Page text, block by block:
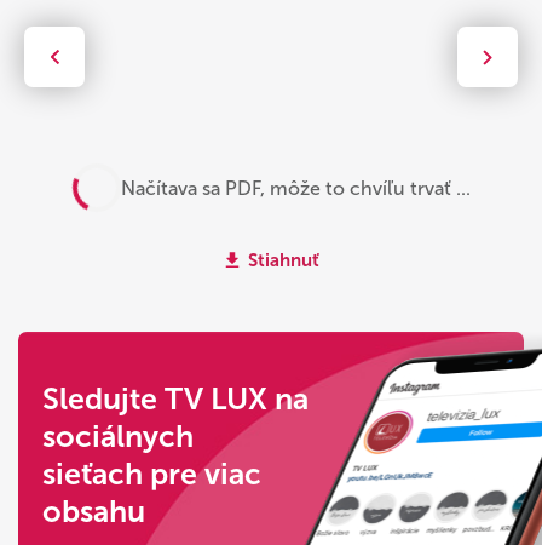
Načítava sa PDF, môže to chvíľu trvať ...
Stiahnuť
Sledujte TV LUX na
sociálnych
sieťach pre viac
obsahu